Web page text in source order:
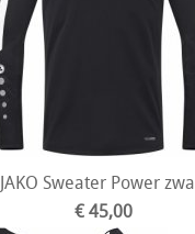
JAKO Sweater Power
€ 45,00